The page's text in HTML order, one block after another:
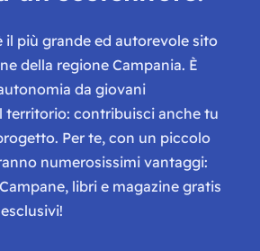
il più grande ed autorevole sito
della regione Campania. È
da giovani
territorio: contribuisci anche tu
Per te, con un piccolo
numerosissimi vantaggi:
libri e magazine gratis